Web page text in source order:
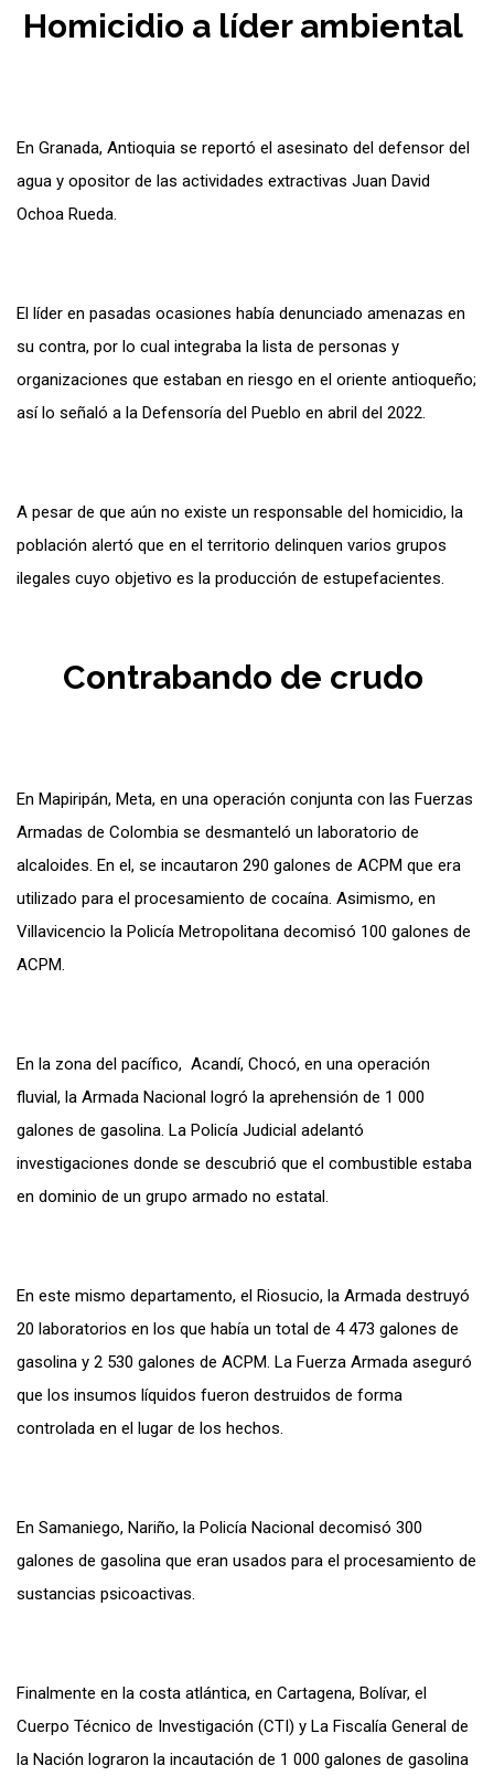
Homicidio a líder ambiental
En Granada, Antioquia se reportó el asesinato del defensor del
agua y opositor de las actividades extractivas Juan David
Ochoa Rueda.
El líder en pasadas ocasiones había denunciado amenazas en
su contra, por lo cual integraba la lista de personas y
organizaciones que estaban en riesgo en el oriente antioqueño;
así lo señaló a la Defensoría del Pueblo en abril del 2022.
A pesar de que aún no existe un responsable del homicidio, la
población alertó que en el territorio delinquen varios grupos
ilegales cuyo objetivo es la producción de estupefacientes.
Contrabando de crudo
En Mapiripán, Meta, en una operación conjunta con las Fuerzas
Armadas de Colombia se desmanteló un laboratorio de
alcaloides. En el, se incautaron 290 galones de ACPM que era
utilizado para el procesamiento de cocaína. Asimismo, en
Villavicencio la Policía Metropolitana decomisó 100 galones de
ACPM.
En la zona del pacífico, Acandí, Chocó, en una operación
fluvial, la Armada Nacional logró la aprehensión de 1 000
galones de gasolina. La Policía Judicial adelantó
investigaciones donde se descubrió que el combustible estaba
en dominio de un grupo armado no estatal.
En este mismo departamento, el Riosucio, la Armada destruyó
20 laboratorios en los que había un total de 4 473 galones de
gasolina y 2 530 galones de ACPM. La Fuerza Armada aseguró
que los insumos líquidos fueron destruidos de forma
controlada en el lugar de los hechos.
En Samaniego, Nariño, la Policía Nacional decomisó 300
galones de gasolina que eran usados para el procesamiento de
sustancias psicoactivas.
Finalmente en la costa atlántica, en Cartagena, Bolívar, el
Cuerpo Técnico de Investigación (CTI) y La Fiscalía General de
la Nación lograron la incautación de 1 000 galones de gasolina